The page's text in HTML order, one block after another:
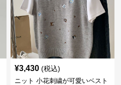
¥3,430 (税込)
ニット 小花刺繍が可愛いベスト